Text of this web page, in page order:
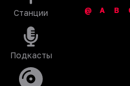
Станции
Подкасты
@
A B